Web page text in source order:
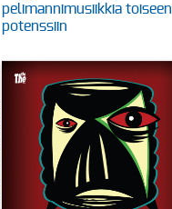
pelimannimusiikkia toiseen
potenssiin